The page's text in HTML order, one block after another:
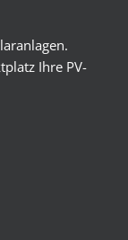
Ihre PV-